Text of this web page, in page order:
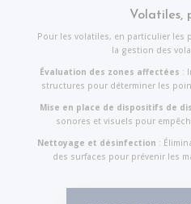
Volatiles,
Pour les volatiles, en particulier
la gestion des
Évaluation des zones affectées :
structures pour déterminer les
Mise en place de dispositifs de
sonores et visuels pour
Nettoyage et désinfection :
des surfaces pour prévenir les